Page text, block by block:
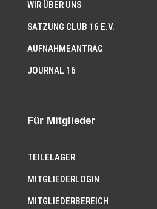
WIR ÜBER UNS
SATZUNG CLUB 16 E.V.
AUFNAHMEANTRAG
JOURNAL 16
Für Mitglieder
TEILELAGER
MITGLIEDERLOGIN
MITGLIEDERBEREICH